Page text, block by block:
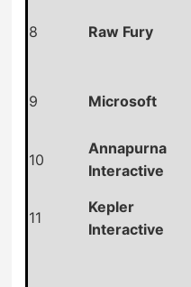
8 Raw Fury
9
Microsoft
10
Annapurna
Interactive
11
Kepler
Interactive